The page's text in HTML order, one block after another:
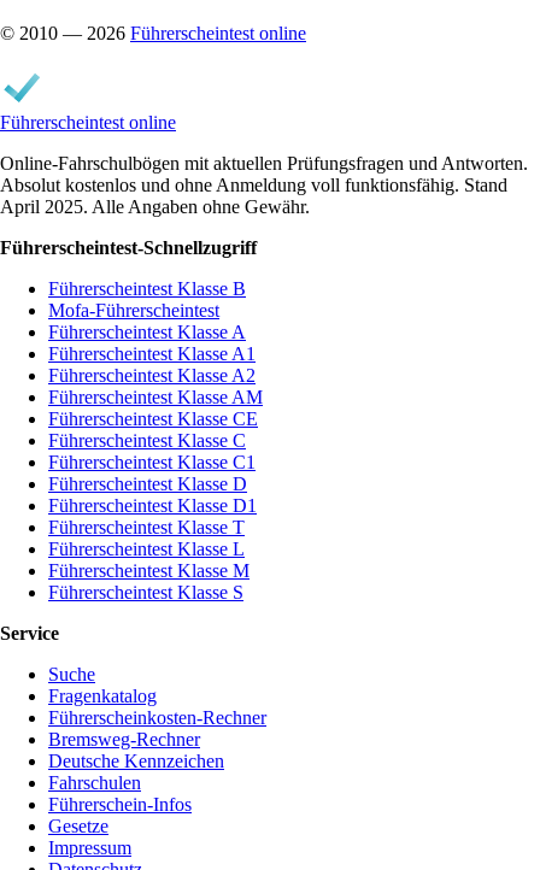
© 2010 — 2026 Führerscheintest online
Führerscheintest online
Online-Fahrschulbögen mit aktuellen Prüfungsfragen und Antworten.
Absolut kostenlos und ohne Anmeldung voll funktionsfähig. Stand
April 2025. Alle Angaben ohne Gewähr.
Führerscheintest-Schnellzugriff
Führerscheintest Klasse B
Mofa-Führerscheintest
Führerscheintest Klasse A
Führerscheintest Klasse A1
Führerscheintest Klasse A2
Führerscheintest Klasse AM
Führerscheintest Klasse CE
Führerscheintest Klasse C
Führerscheintest Klasse C1
Führerscheintest Klasse D
Führerscheintest Klasse D1
Führerscheintest Klasse T
Führerscheintest Klasse L
Führerscheintest Klasse M
Führerscheintest Klasse S
Service
Suche
Fragenkatalog
Führerscheinkosten-Rechner
Bremsweg-Rechner
Deutsche Kennzeichen
Fahrschulen
Führerschein-Infos
Gesetze
Impressum